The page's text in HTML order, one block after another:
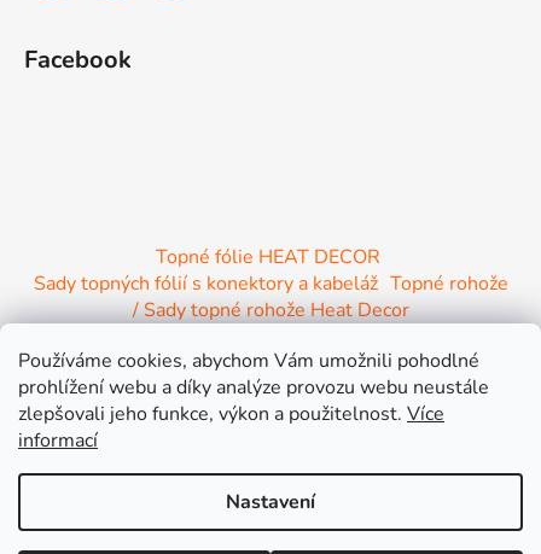
Používáme cookies, abychom Vám umožnili pohodlné
prohlížení webu a díky analýze provozu webu neustále
zlepšovali jeho funkce, výkon a použitelnost. Více
informací
Nastavení
Facebook
Topné fólie HEAT DECOR
Sady topných fólií s konektory a kabeláž Topné rohože
/ Sady topné rohože Heat Decor
/ Instalační materiál / Topné Infrapanely
/ Relaxační lehátko NIRE s Infra ohřevem